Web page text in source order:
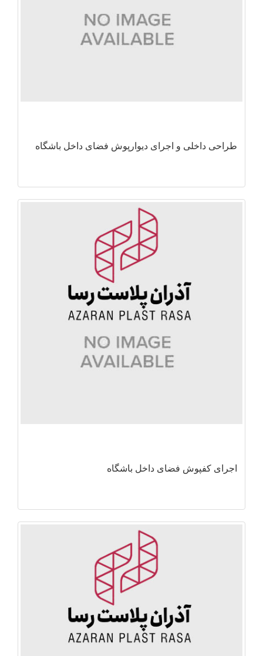
طراحی داخلی و اجرای دیوارپوش فضای داخل باشگاه
اجرای کفپوش فضای داخل باشگاه